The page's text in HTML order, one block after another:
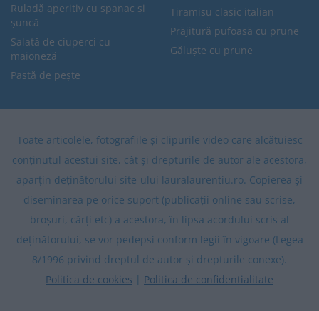
Ruladă aperitiv cu spanac și
șuncă
Salată de ciuperci cu
maioneză
Pastă de pește
Tiramisu clasic italian
Prăjitură pufoasă cu prune
Găluște cu prune
Toate articolele, fotografiile și clipurile video care alcătuiesc
conținutul acestui site, cât și drepturile de autor ale acestora,
aparțin deținătorului site-ului lauralaurentiu.ro. Copierea și
diseminarea pe orice suport (publicații online sau scrise,
broșuri, cărți etc) a acestora, în lipsa acordului scris al
deținătorului, se vor pedepsi conform legii în vigoare (Legea
8/1996 privind dreptul de autor și drepturile conexe).
Politica de cookies | Politica de confidentialitate